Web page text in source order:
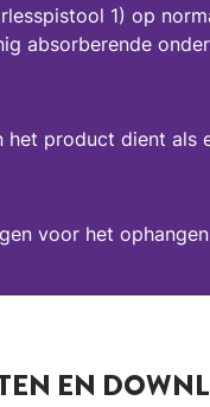
1) op
absorberende
het product dient
voor het
EN